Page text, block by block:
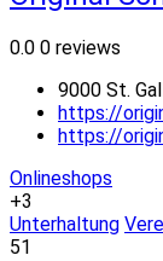
0.0 0 reviews
9000 St.
https://
https://
Onlineshops
+3
Unterhaltung
51